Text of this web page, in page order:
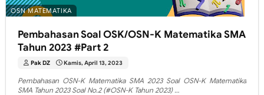
OSN MATEMATIKA
Pembahasan Soal OSK/OSN-K Matematika SMA
Tahun 2023 #Part 2
Pak DZ Kamis, April 13, 2023
Pembahasan OSN-K Matematika SMA 2023 Soal OSN-K Matematika
SMA Tahun 2023 Soal No.2 (#OSN-K Tahun 2023) …